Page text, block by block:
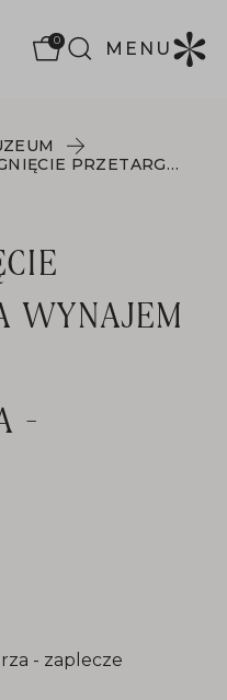
0 MENU
ROZSTRZYGNIĘCIE PRZETARGU NA WYNAJEM PRACOWNI ZEGARMISTRZA - ZAPLECZE
WYNAJEM
-
- zaplecze